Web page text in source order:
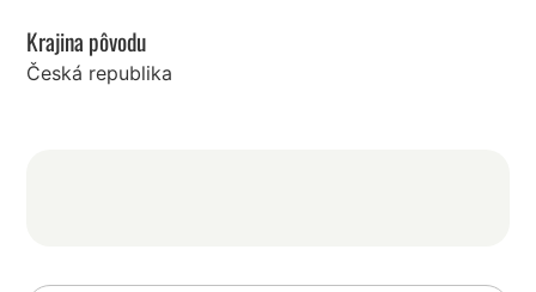
Krajina pôvodu
Česká republika